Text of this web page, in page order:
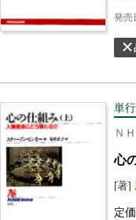
発売
単
Ｎ
心
[著]
定価